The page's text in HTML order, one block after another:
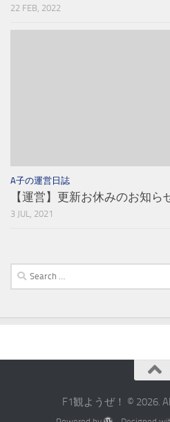
22 FEB, 2022
A子の運営日誌
【運営】更新お休みのお知ら
3 JUL, 2021
Search
for:
F1観ようぜ！ © 2026.